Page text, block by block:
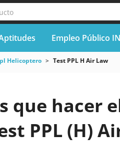
Empleo Público
Helicoptero Test PPL H Air Law
que hacer
PPL (H)